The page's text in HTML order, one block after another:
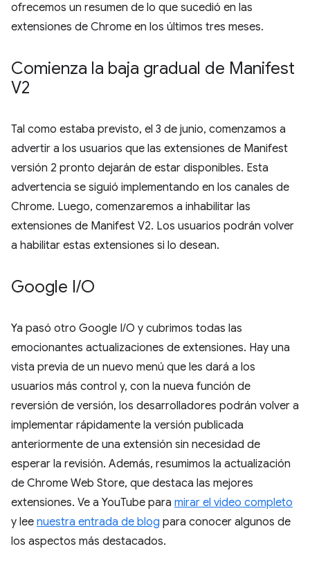
ofrecemos un resumen de lo que sucedió en las
extensiones de Chrome en los últimos tres meses.
Comienza la baja gradual de Manifest
V2
Tal como estaba previsto, el 3 de junio, comenzamos a
advertir a los usuarios que las extensiones de Manifest
versión 2 pronto dejarán de estar disponibles. Esta
advertencia se siguió implementando en los canales de
Chrome. Luego, comenzaremos a inhabilitar las
extensiones de Manifest V2. Los usuarios podrán volver
a habilitar estas extensiones si lo desean.
Google I/O
Ya pasó otro Google I/O y cubrimos todas las
emocionantes actualizaciones de extensiones. Hay una
vista previa de un nuevo menú que les dará a los
usuarios más control y, con la nueva función de
reversión de versión, los desarrolladores podrán volver a
implementar rápidamente la versión publicada
anteriormente de una extensión sin necesidad de
esperar la revisión. Además, resumimos la actualización
de Chrome Web Store, que destaca las mejores
extensiones. Ve a YouTube para mirar el video completo
y lee nuestra entrada de blog para conocer algunos de
los aspectos más destacados.